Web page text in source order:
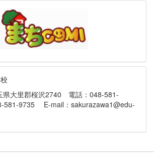
大里郡桜沢2740 電話：048-581-
9735 E-mail：sakurazawa1@edu-